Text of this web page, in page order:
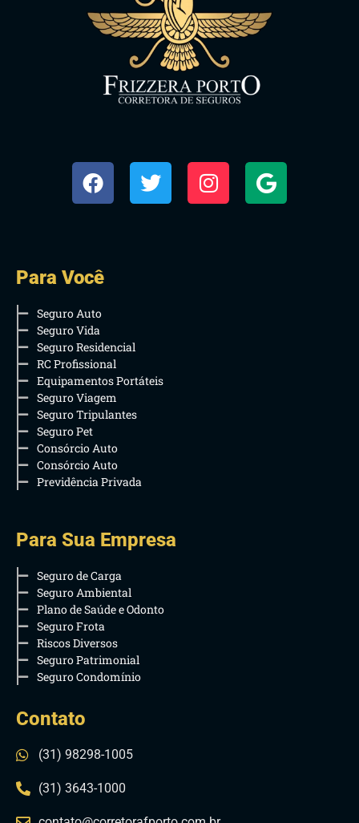
Para Você
Seguro Auto
Seguro Vida
Seguro Residencial
RC Profissional
Equipamentos Portáteis
Seguro Viagem
Seguro Tripulantes
Seguro Pet
Consórcio Auto
Consórcio Auto
Previdência Privada
Para Sua Empresa
Seguro de Carga
Seguro Ambiental
Plano de Saúde e Odonto
Seguro Frota
Riscos Diversos
Seguro Patrimonial
Seguro Condomínio
Contato
(31) 98298-1005
(31) 3643-1000